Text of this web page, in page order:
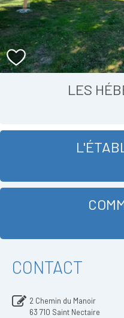
LES
CONTACT
2 Chemin du Manoir
63 710 Saint Nectaire